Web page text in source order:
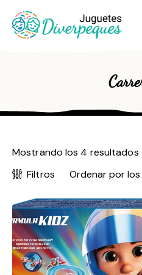
Mostrando los 4 resultados
Filtros